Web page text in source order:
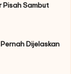
Pisah Sambut
Dijelaskan